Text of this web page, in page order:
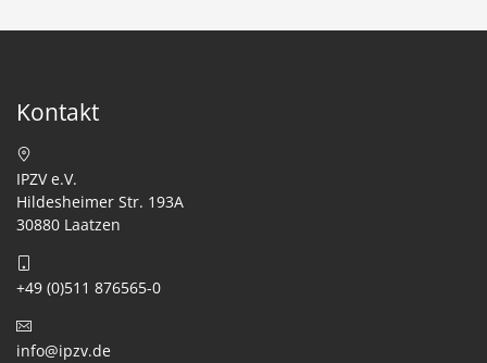
Kontakt
IPZV e.V.
Hildesheimer Str. 193A
30880 Laatzen
+49 (0)511 876565-0
info@ipzv.de